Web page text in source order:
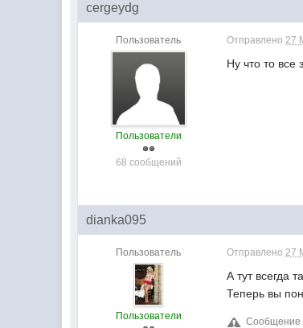
cergeydg
Пользователь
Пользователи
68 сообщений
Отправлено27
Ну что то все
dianka095
Пользователь
Пользователи
Отправлено27
А тут всегда
Теперь вы
Сообщение